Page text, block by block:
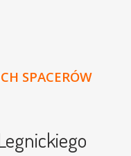
SPACERÓW